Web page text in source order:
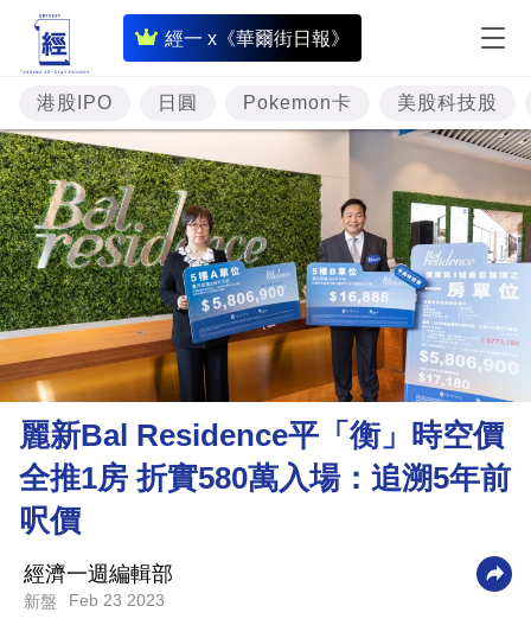
經一 x《華爾街日報》
即
時
財
經
專
題
投
資
樓
市
理
財
商
科
技
港股IPO 日圓 Pokemon卡 美股科技股
麗新Bal Residence平「衡」時空價
全推1房 折實580萬入場：追溯5年前
呎價
經濟一週編輯部
新盤 Feb 23 2023